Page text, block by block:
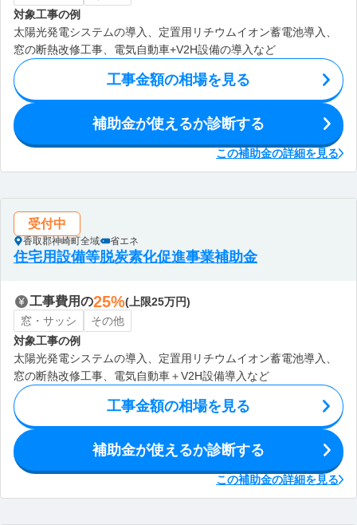
対象工事の例
太陽光発電システムの導入、定置用リチウムイオン蓄電池導入、
窓の断熱改修工事、電気自動車+V2H設備の導入など
工事金額の相場を見る
補助金が使えるか診断する
この補助金の詳細を見る
受付中
香取郡神崎町全域 省エネ
住宅用設備等脱炭素化促進事業補助金
工事費用の25%(上限25万円)
窓・サッシ
その他
対象工事の例
太陽光発電システムの導入、定置用リチウムイオン蓄電池導入、
窓の断熱改修工事、電気自動車＋V2H設備導入など
工事金額の相場を見る
補助金が使えるか診断する
この補助金の詳細を見る